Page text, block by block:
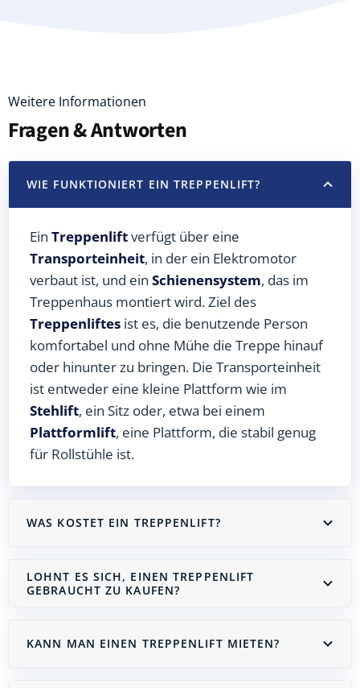
Weitere Informationen
Fragen & Antworten
WIE FUNKTIONIERT EIN TREPPENLIFT?
Ein Treppenliftverfügt über eine
Transporteinheit, in der ein Elektromotor
verbaut ist, und ein Schienensystem, das im
Treppenhaus montiert wird. Ziel des
Treppenliftes ist es, die benutzende Person
komfortabel und ohne Mühe die Treppe hinauf
oder hinunter zu bringen. Die Transporteinheit
ist entweder eine kleine Plattform wie im
Stehlift, ein Sitz oder, etwa bei einem
Plattformlift, eine Plattform, die stabil genug
für Rollstühle ist.
WAS KOSTET EIN TREPPENLIFT?
LOHNT ES SICH, EINEN TREPPENLIFT
GEBRAUCHT ZU KAUFEN?
KANN MAN EINEN TREPPENLIFT MIETEN?